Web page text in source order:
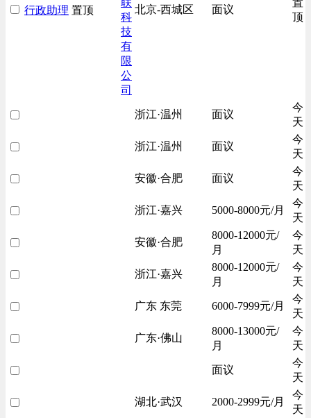
行政助理 置顶
科
技
有
限
公
司
北京-西城区 面议
顶
浙江·温州 面议
今
天
浙江·温州 面议
今
天
安徽·合肥 面议
今
天
浙江·嘉兴 5000-8000元/月
今
天
安徽·合肥
8000-12000元/
月
今
天
浙江·嘉兴
8000-12000元/
月
今
天
广东 东莞 6000-7999元/月
今
天
广东·佛山
8000-13000元/
月
今
天
面议
今
天
湖北·武汉 2000-2999元/月
今
天